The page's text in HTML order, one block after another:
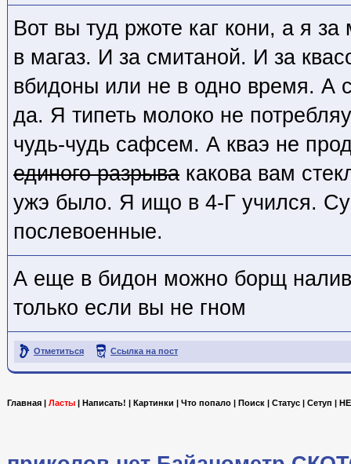
Вот вы туд ржоте каг кони, а я
в магаз. И за смитаной. И за
вбидоны или не в одно время. А
да. Я типеть молоко не
чудь-чудь сафсем. А кваэ не
единого разрыва какова вам
ужэ было. Я ищо в 4-Г учился.
послевоенные.
А еще в бидон можно борщ
только если вы не гном
Отметиться Ссылка на пост
Главная | Ласты | Написать! | Картинки | Что попало | Поиск | Статус | Сетуп |